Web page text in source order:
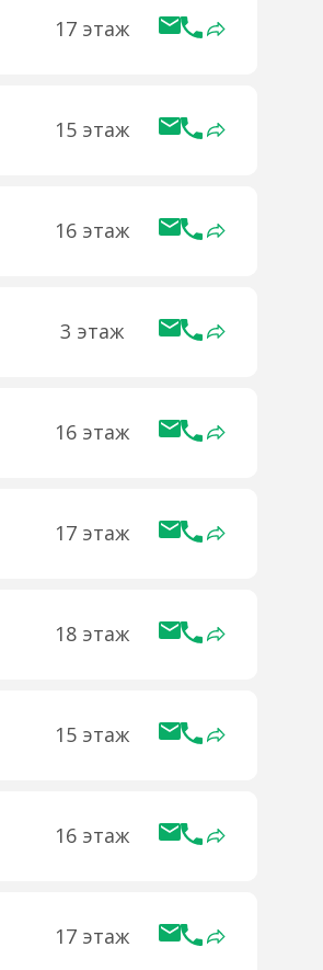
17 этаж
15 этаж
16 этаж
3 этаж
16 этаж
17 этаж
18 этаж
15 этаж
16 этаж
17 этаж